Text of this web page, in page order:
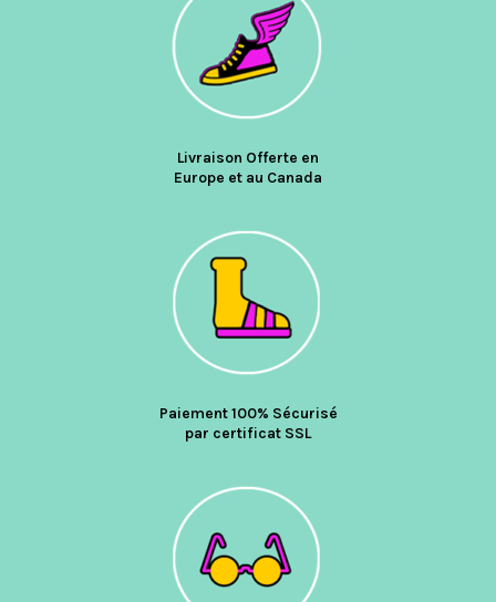
Livraison Offerte en
Europe et au Canada
Paiement 100% Sécurisé
par certificat SSL